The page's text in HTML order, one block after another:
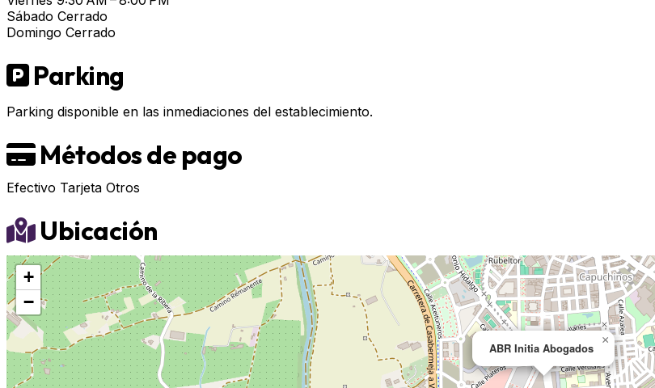
Sábado Cerrado
Domingo Cerrado
Parking
Parking disponible en las inmediaciones del establecimiento.
Métodos de pago
Efectivo Tarjeta Otros
Ubicación
ABR Initia Abogados
×
+
−